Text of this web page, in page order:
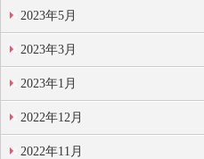
2023年5月
2023年3月
2023年1月
2022年12月
2022年11月